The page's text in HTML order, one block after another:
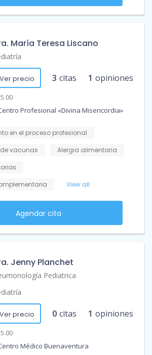
María Teresa Liscano
Ver precio 3 citas 1 opiniones
5.00
Profesional «Divina Misericordia»
en el proceso profesional
vacunas
Alergia alimentaria
View all
Agendar cita
Jenny Planchet
Pediatrica
Ver precio 0 citas 1 opiniones
5.00
Médico Buenaventura